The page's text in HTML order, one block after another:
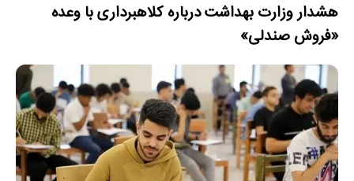
هشدار وزارت بهداشت درباره کلاهبرداری با وعده
«فروش صندلی»